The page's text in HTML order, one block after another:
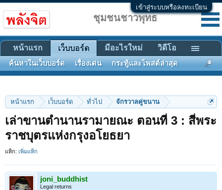
เข้าสู่ระบบหรือลงทะเบียน
หน้าแรก เว็บบอร์ด ทั่วไป จักรวาลคู่ขนาน
เล่าขานตำนานรามายณะ ตอนที่ 3 : สี่พระ
ราชบุตรแห่งกรุงอโยธยา
แท็ก: เพิ่มแท็ก
joni_buddhist
Legal returns
ชุมชนชาวพุทธ
หน้าแรก เว็บบอร์ด
ค้นหาในเว็บบอร์ด เรื่องเด่น กระทู้และโพสต์ล่าสุด
มีอะไรใหม่ วิดีโอ